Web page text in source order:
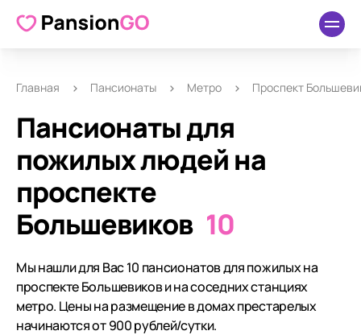
Главная Пансионаты Метро Проспект
Пансионаты для
пожилых людей на
проспекте
Большевиков 10
Мы нашли для Вас 10 пансионатов для пожилых на
проспекте Большевиков и на соседних станциях
метро. Цены на размещение в домах престарелых
начинаются от 900 рублей/сутки.